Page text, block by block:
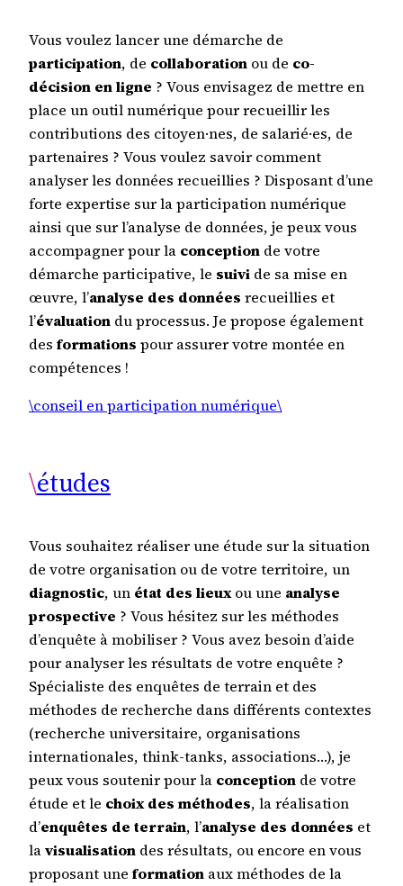
e
r
Vous voulez lancer une démarche de
participation, de collaboration ou de co-
décision en ligne ? Vous envisagez de mettre en
place un outil numérique pour recueillir les
contributions des citoyen·nes, de salarié·es, de
partenaires ? Vous voulez savoir comment
analyser les données recueillies ? Disposant d’une
forte expertise sur la participation numérique
ainsi que sur l’analyse de données, je peux vous
accompagner pour la conception de votre
démarche participative, le suivi de sa mise en
œuvre, l’analyse des données recueillies et
l’évaluation du processus. Je propose également
des formations pour assurer votre montée en
compétences !
\conseil en participation numérique\
\études
Vous souhaitez réaliser une étude sur la situation
de votre organisation ou de votre territoire, un
diagnostic, un état des lieuxou une analyse
prospective ? Vous hésitez sur les méthodes
d’enquête à mobiliser ? Vous avez besoin d’aide
pour analyser les résultats de votre enquête ?
Spécialiste des enquêtes de terrain et des
méthodes de recherche dans différents contextes
(recherche universitaire, organisations
internationales, think-tanks, associations…), je
peux vous soutenir pour la conception de votre
étude et le choix des méthodes, la réalisation
d’enquêtes de terrain, l’analyse des données et
lavisualisation des résultats, ou encore en vous
proposant une formation aux méthodes de la